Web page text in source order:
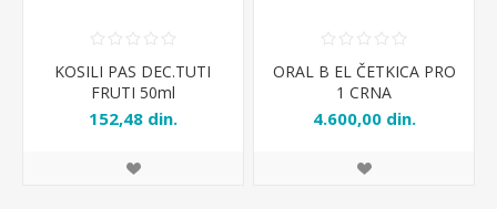
KOSILI PAS DEC.TUTI
FRUTI 50ml
152,48 din.
ORAL B EL ČETKICA PRO
1 CRNA
4.600,00 din.